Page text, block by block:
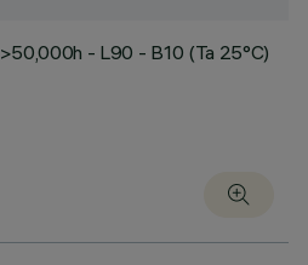
>50,000h - L90 - B10 (Ta 25°C)